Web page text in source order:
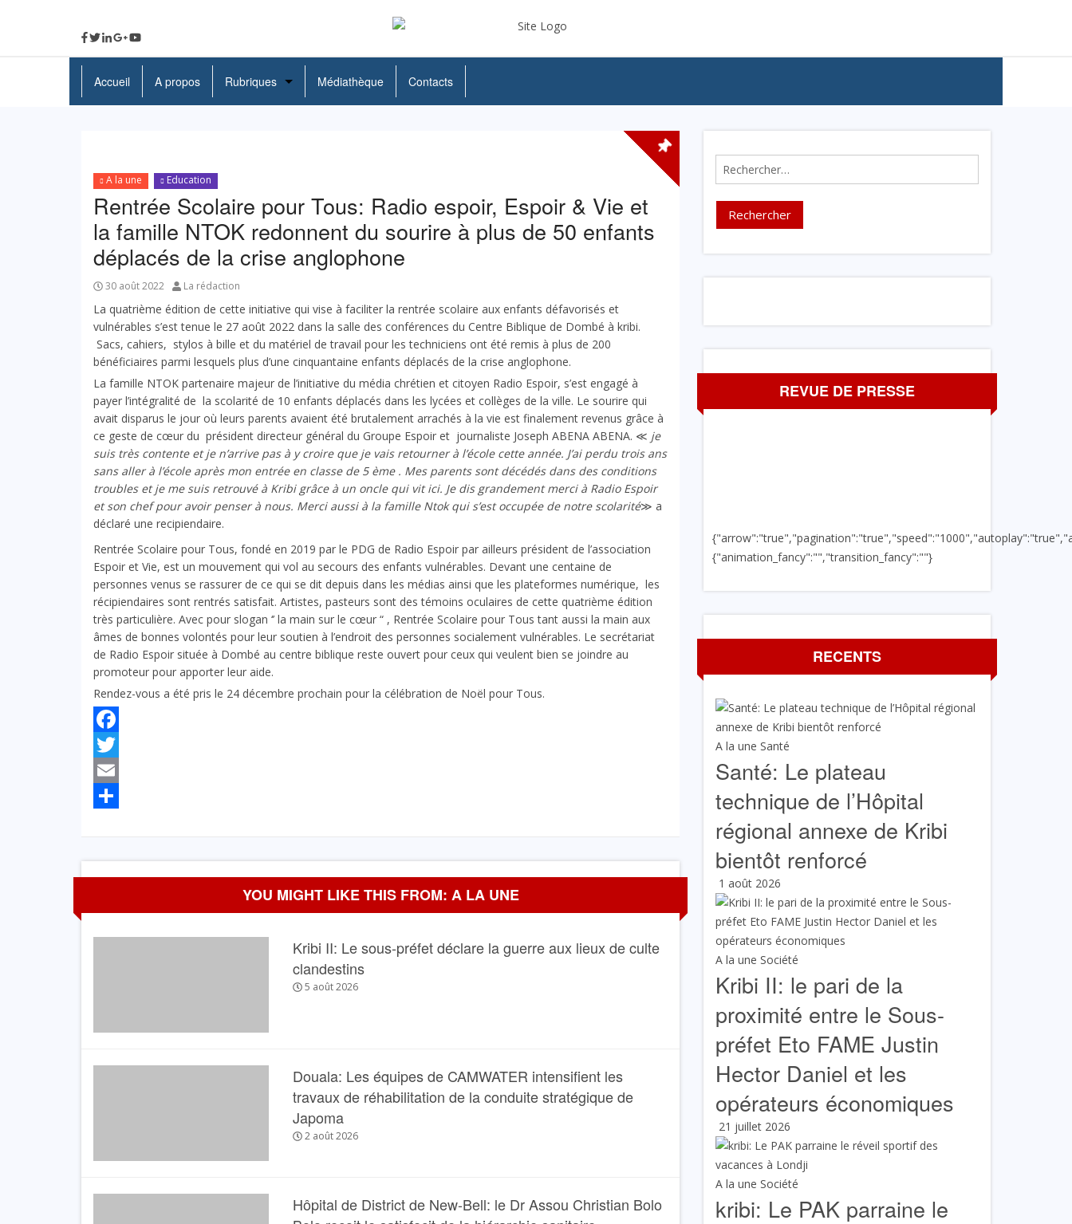
Accueil A propos Rubriques
Education
Société
Santé
Culture
Médiathèque Contacts
A la une Education
Rentrée Scolaire pour Tous: Radio espoir, Espoir & Vie et
la famille NTOK redonnent du sourire à plus de 50 enfants
déplacés de la crise anglophone
30 août 2022 La rédaction
La quatrième édition de cette initiative qui vise à faciliter la rentrée scolaire aux enfants défavorisés et
vulnérables s’est tenue le 27 août 2022 dans la salle des conférences du Centre Biblique de Dombé à kribi.
Sacs, cahiers, stylos à bille et du matériel de travail pour les techniciens ont été remis à plus de 200
bénéficiaires parmi lesquels plus d’une cinquantaine enfants déplacés de la crise anglophone.
La famille NTOK partenaire majeur de l’initiative du média chrétien et citoyen Radio Espoir, s’est engagé à
payer l’intégralité de la scolarité de 10 enfants déplacés dans les lycées et collèges de la ville. Le sourire qui
avait disparus le jour où leurs parents avaient été brutalement arrachés à la vie est finalement revenus grâce à
ce geste de cœur du président directeur général du Groupe Espoir et journaliste Joseph ABENA ABENA. ≪ je
suis très contente et je n’arrive pas à y croire que je vais retourner à l’école cette année. J’ai perdu trois ans
sans aller à l’école après mon entrée en classe de 5 ème . Mes parents sont décédés dans des conditions
troubles et je me suis retrouvé à Kribi grâce à un oncle qui vit ici. Je dis grandement merci à Radio Espoir
et son chef pour avoir penser à nous. Merci aussi à la famille Ntok qui s’est occupée de notre scolarité≫ a
déclaré une recipiendaire.
Rentrée Scolaire pour Tous, fondé en 2019 par le PDG de Radio Espoir par ailleurs président de l’association
Espoir et Vie, est un mouvement qui vol au secours des enfants vulnérables. Devant une centaine de
personnes venus se rassurer de ce qui se dit depuis dans les médias ainsi que les plateformes numérique, les
récipiendaires sont rentrés satisfait. Artistes, pasteurs sont des témoins oculaires de cette quatrième édition
très particulière. Avec pour slogan ‘’ la main sur le cœur “ , Rentrée Scolaire pour Tous tant aussi la main aux
âmes de bonnes volontés pour leur soutien à l’endroit des personnes socialement vulnérables. Le secrétariat
de Radio Espoir située à Dombé au centre biblique reste ouvert pour ceux qui veulent bien se joindre au
promoteur pour apporter leur aide.
Rendez-vous a été pris le 24 décembre prochain pour la célébration de Noël pour Tous.
Facebook
Twitter
Email
YOU MIGHT LIKE THIS FROM: A LA UNE
Kribi II: Le sous-préfet déclare la guerre aux lieux de culte
clandestins
5 août 2026
Douala: Les équipes de CAMWATER intensifient les
travaux de réhabilitation de la conduite stratégique de
Japoma
2 août 2026
Hôpital de District de New-Bell: le Dr Assou Christian Bolo
Rechercher :
REVUE DE PRESSE
{"animation_fancy":"","transition_fancy":""}
RECENTS
A la une Santé
Santé: Le plateau
technique de l’Hôpital
régional annexe de Kribi
bientôt renforcé
1 août 2026
A la une Société
Kribi II: le pari de la
proximité entre le Sous-
préfet Eto FAME Justin
Hector Daniel et les
opérateurs économiques
21 juillet 2026
A la une Société
kribi: Le PAK parraine le